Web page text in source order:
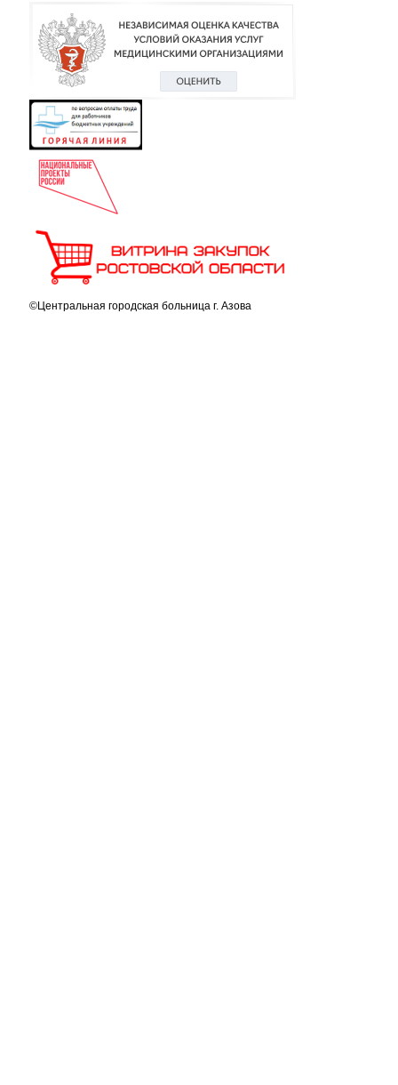
©Центральная городская больница г. Азова